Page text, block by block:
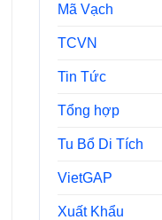
Mã Vạch
TCVN
Tin Tức
Tổng hợp
Tu Bổ Di Tích
VietGAP
Xuất Khẩu